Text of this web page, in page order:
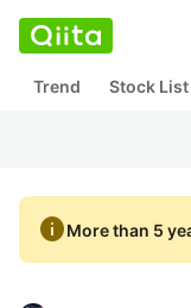
Trend Stock List
infoMore than 5